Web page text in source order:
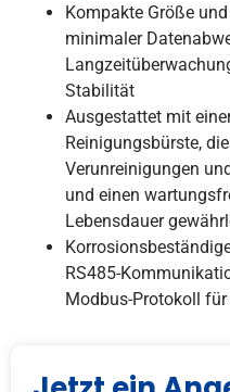
Kompakte Größe
minimaler
Stabilität
Ausgestattet mit
Reinigungsbürste,
Verunreinigungen
und einen
Lebensdauer
RS485-
Modbus-Protokoll